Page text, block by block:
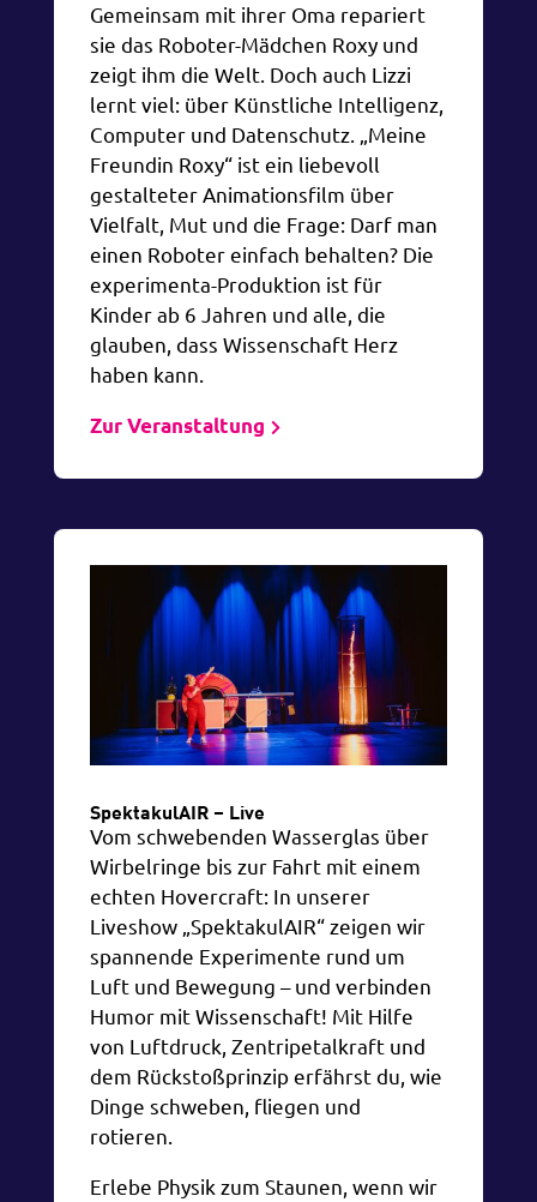
Gemeinsam mit ihrer Oma repariert
sie das Roboter-Mädchen Roxy und
zeigt ihm die Welt. Doch auch Lizzi
lernt viel: über Künstliche Intelligenz,
Computer und Datenschutz. „Meine
Freundin Roxy“ ist ein liebevoll
gestalteter Animationsfilm über
Vielfalt, Mut und die Frage: Darf man
einen Roboter einfach behalten? Die
experimenta-Produktion ist für
Kinder ab 6 Jahren und alle, die
glauben, dass Wissenschaft Herz
haben kann.
Zur Veranstaltung
SpektakulAIR – Live
Vom schwebenden Wasserglas über
Wirbelringe bis zur Fahrt mit einem
echten Hovercraft: In unserer
Liveshow „SpektakulAIR“ zeigen wir
spannende Experimente rund um
Luft und Bewegung – und verbinden
Humor mit Wissenschaft! Mit Hilfe
von Luftdruck, Zentripetalkraft und
dem Rückstoßprinzip erfährst du, wie
Dinge schweben, fliegen und
rotieren.
Erlebe Physik zum Staunen, wenn wir